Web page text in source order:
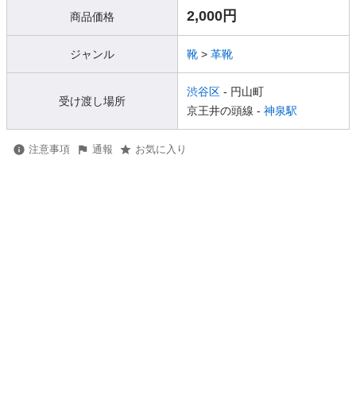
商品価格 2,000円
ジャンル 靴 > 革靴
受け渡し場所
渋谷区 - 円山町
京王井の頭線 - 神泉駅
注意事項 通報 お気に入り